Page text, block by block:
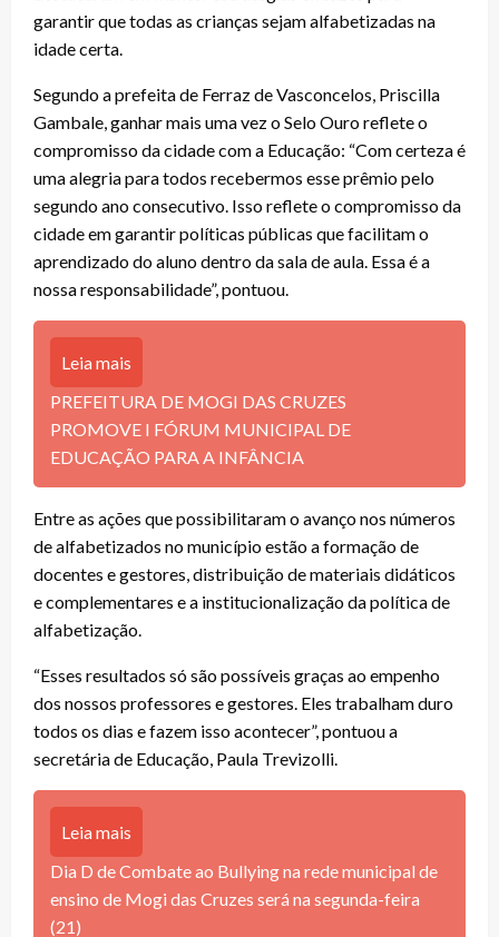
garantir que todas as crianças sejam alfabetizadas na
idade certa.
Segundo a prefeita de Ferraz de Vasconcelos, Priscilla
Gambale, ganhar mais uma vez o Selo Ouro reflete o
compromisso da cidade com a Educação: “Com certeza é
uma alegria para todos recebermos esse prêmio pelo
segundo ano consecutivo. Isso reflete o compromisso da
cidade em garantir políticas públicas que facilitam o
aprendizado do aluno dentro da sala de aula. Essa é a
nossa responsabilidade”, pontuou.
Leia mais
PREFEITURA DE MOGI DAS CRUZES
PROMOVE I FÓRUM MUNICIPAL DE
EDUCAÇÃO PARA A INFÂNCIA
Entre as ações que possibilitaram o avanço nos números
de alfabetizados no município estão a formação de
docentes e gestores, distribuição de materiais didáticos
e complementares e a institucionalização da política de
alfabetização.
“Esses resultados só são possíveis graças ao empenho
dos nossos professores e gestores. Eles trabalham duro
todos os dias e fazem isso acontecer”, pontuou a
secretária de Educação, Paula Trevizolli.
Leia mais
Dia D de Combate ao Bullying na rede municipal de
ensino de Mogi das Cruzes será na segunda-feira
(21)